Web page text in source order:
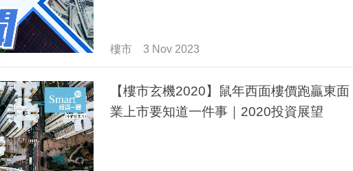
樓市 3 Nov 2023
【樓市玄機2020】鼠年西面樓價跑贏東
業上市要知道一件事｜2020投資展望